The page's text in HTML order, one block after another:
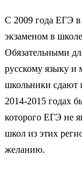
С 2009 года ЕГЭ
экзаменом в
Обязательными
русскому языку и
школьники сдают
2014-2015 годах
которого ЕГЭ не
школ из этих
желанию.